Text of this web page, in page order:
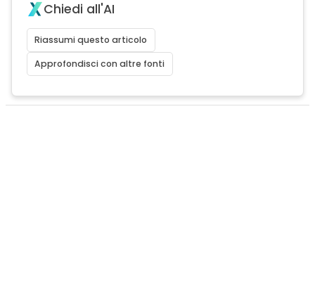
Chiedi all'AI
Riassumi questo articolo
Approfondisci con altre fonti